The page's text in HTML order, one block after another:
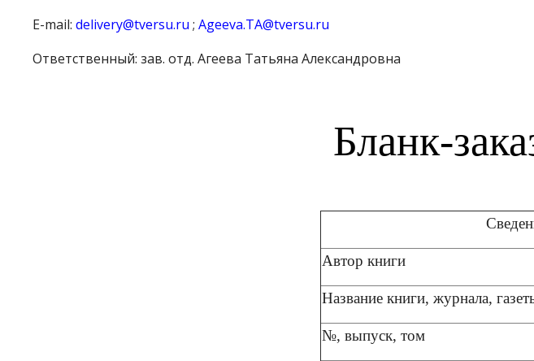
E-mail: delivery@tversu.ru ; Ageeva.TA@tversu.ru
Ответственный: зав. отд. Агеева Татьяна Александровна
Бланк-
Автор книги
Название книги, журнала,
№, выпуск, том